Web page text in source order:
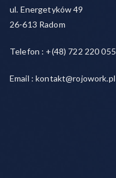
ul. Energetyków 49
26-613 Radom
Telefon : +(48) 722 220 055
Email : kontakt@rojowork.pl